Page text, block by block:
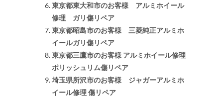
東京都東大和市のお客様 アルミホイール
修理 ガリ傷リペア
東京都昭島市のお客様 三菱純正アルミホ
イールガリ傷リペア
東京都三鷹市のお客様 アルミホイール修理
ポリッシュリム傷リペア
埼玉県所沢市のお客様 ジャガーアルミホ
イール修理 傷リペア